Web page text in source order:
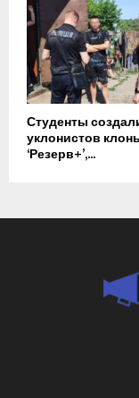
Студенты
уклонистов клоны
‘Резерв+’,...